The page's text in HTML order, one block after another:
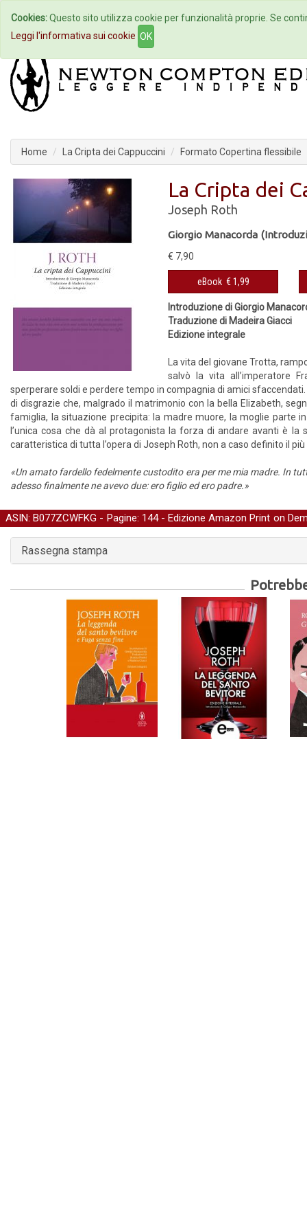
Home Autori Eventi
Home La Cripta dei Cappuccini Formato Copertina flessibile
La Cripta dei
Joseph Roth
Giorgio Manacorda
€ 7,90
eBook € 1,99
Introduzione di Giorgio
Traduzione di Madeira Giacci
Edizione integrale
La vita del giovane Trotta,
salvò la vita all’imperatore
sperperare soldi e perdere tempo in compagnia di amici
di disgrazie che, malgrado il matrimonio con la bella Elizabeth,
famiglia, la situazione precipita: la madre muore, la moglie parte
l’unica cosa che dà al protagonista la forza di andare avanti è
caratteristica di tutta l’opera di Joseph Roth, non a caso definito il
«Un amato fardello fedelmente custodito era per me mia madre. In
adesso finalmente ne avevo due: ero figlio ed ero padre.»
ASIN: B077ZCWFKG - Pagine: 144 -Edizione Amazon Print on
Rassegna stampa
Cookies:Questo sito utilizza cookie per funzionalità proprie. Se
Leggi l'informativa sui cookie OK